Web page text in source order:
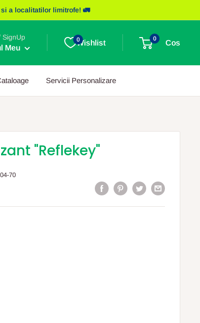
si a localitatilor limitrofe! 🚛
SignUp
Meu
Wishlist
0 0
Cos
Servicii Personalizare
"Reflekey"
70